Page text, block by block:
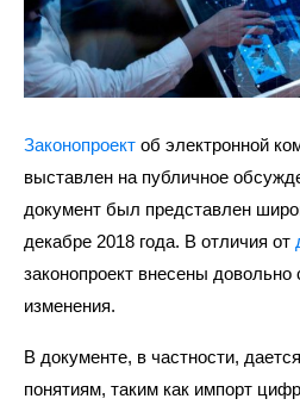
Законопроект об электронной
выставлен на публичное
документ был представлен
декабре 2018 года. В отличия от
законопроект внесены
изменения.
В документе, в частности,
понятиям, таким как импорт